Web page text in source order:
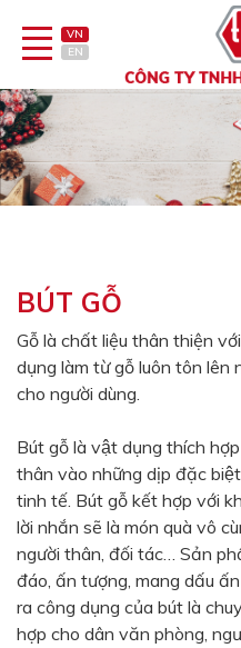
VN
EN
Danh sách sản phẩm
Bật lửa
Đồ sứ quà tặng
Bình/ca giữ nhiệt
Dịch vụ in gia công
Màu sắc
Đỏ
Xanh ngọc
Cam
BÚT GỖ
Gỗ là chất liệu thân thiện
dụng làm từ gỗ luôn tôn lên
cho người dùng.
Bút gỗ là vật dụng thích
thân vào những dịp đặc
tinh tế. Bút gỗ kết hợp với
lời nhắn sẽ là món quà vô
người thân, đối tác… Sản
đáo, ấn tượng, mang dấu
ra công dụng của bút là
hợp cho dân văn phòng,